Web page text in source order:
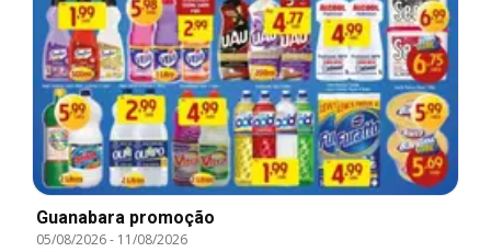
Guanabara promoção
05/08/2026- 11/08/2026